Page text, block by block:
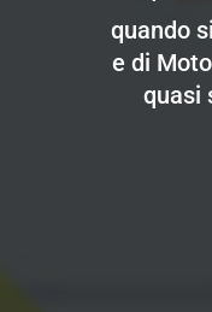
quando
e di
quasi